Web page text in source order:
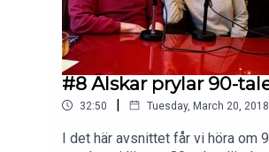
Lars-Erik Balogi, företagaren som
avlyssnad av FRA.
#8 Älskar prylar 90-
32:50 | Tuesday, March 20, 2018
I det här avsnittet får vi höra om